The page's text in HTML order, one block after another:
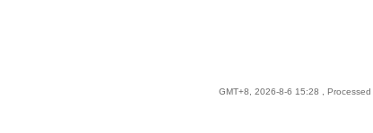
GMT+8, 2026-8-6 15:28 ,